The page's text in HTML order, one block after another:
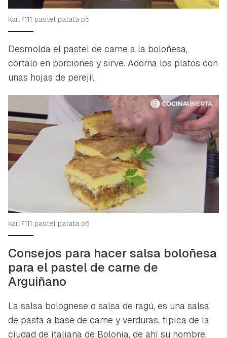
karl7111 pastel patata p5
Desmolda el pastel de carne a la boloñesa,
córtalo en porciones y sirve. Adorna los platos con
unas hojas de perejil.
karl7111 pastel patata p6
Consejos para hacer salsa boloñesa
para el pastel de carne de
Arguiñano
La salsa bolognese o salsa de ragú, es una salsa
de pasta a base de carne y verduras, típica de la
ciudad de italiana de Bolonia, de ahí su nombre.